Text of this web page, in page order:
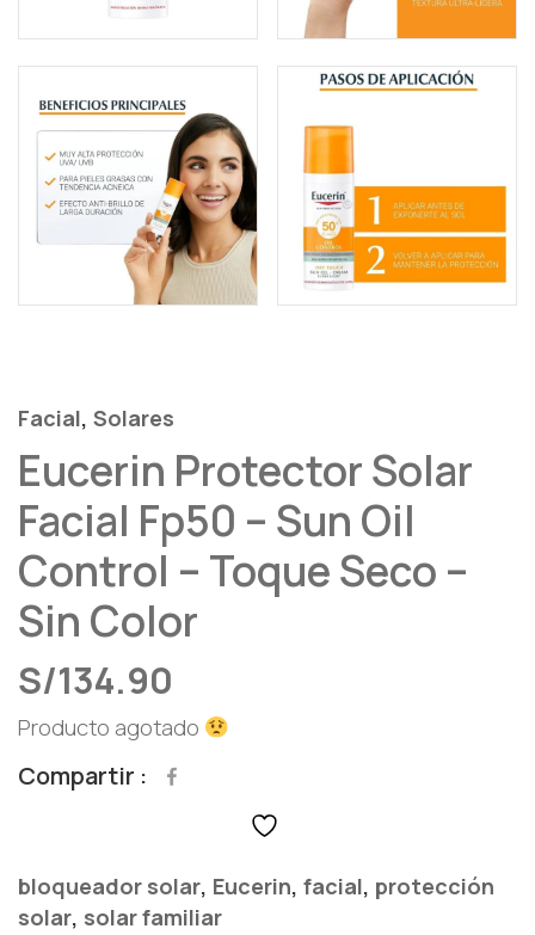
Facial, Solares
Eucerin Protector Solar
Facial Fp50 – Sun Oil
Control – Toque Seco –
Sin Color
S/134.90
Producto agotado
Compartir
bloqueador solar, Eucerin, facial, protección
solar, solar familiar